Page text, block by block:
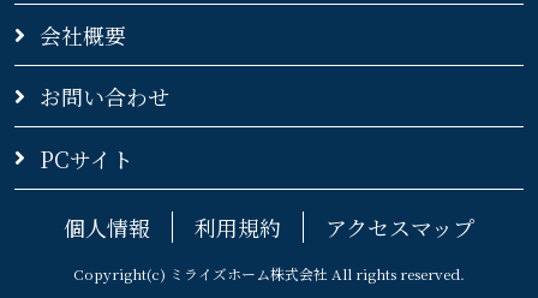
会社概要
お問い合わせ
PCサイト
個人情報 利用規約 アクセスマップ
Copyright(c) ミライズホーム株式会社 All rights reserved.